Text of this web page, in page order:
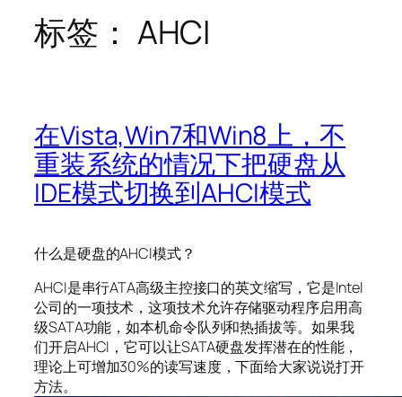
标签： AHCI
在Vista,Win7和Win8上，不
重装系统的情况下把硬盘从
IDE模式切换到AHCI模式
什么是硬盘的AHCI模式？
AHCI是串行ATA高级主控接口的英文缩写，它是Intel
公司的一项技术，这项技术允许存储驱动程序启用高
级SATA功能，如本机命令队列和热插拔等。如果我
们开启AHCI，它可以让SATA硬盘发挥潜在的性能，
理论上可增加30%的读写速度，下面给大家说说打开
方法。